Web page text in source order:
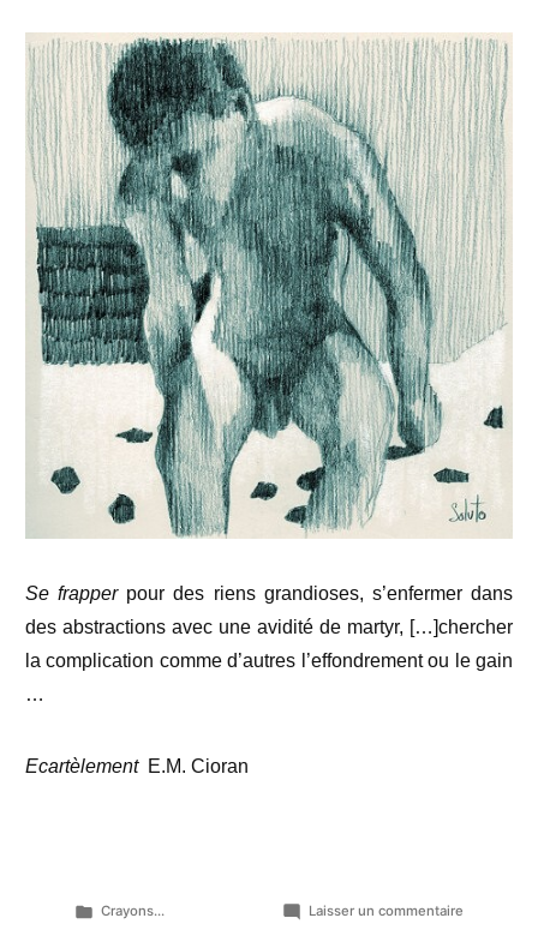
Se frapperpour des riens grandioses, s’enfermer dans
des abstractions avec une avidité de martyr, […]chercher
la complication comme d’autres l’effondrement ou le gain
…
EcartèlementE.M. Cioran
Publié
Crayons... Laisser un commentairesur